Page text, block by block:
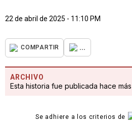
22 de abril de 2025 - 11:10 PM
COMPARTIR ...
ARCHIVO
Esta historia fue publicada hace
Se adhiere a los criterios de